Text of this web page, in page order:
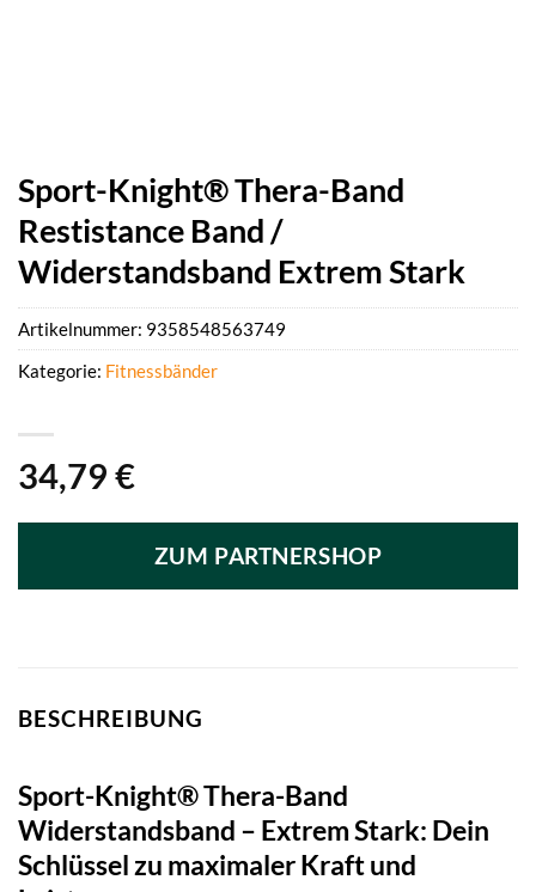
Sport-Knight® Thera-Band
Restistance Band /
Widerstandsband Extrem Stark
34,79 €
ZUM PARTNERSHOP
Artikelnummer: 9358548563749
Kategorie: Fitnessbänder
BESCHREIBUNG
Sport-Knight® Thera-Band
Widerstandsband – Extrem Stark: Dein
Schlüssel zu maximaler Kraft und